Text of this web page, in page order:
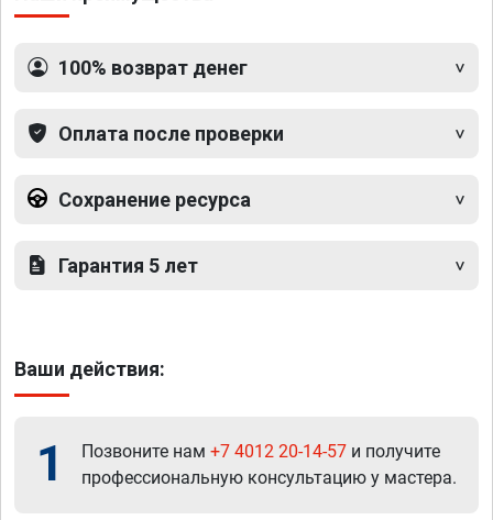
100% возврат денег
Оплата после проверки
Сохранение ресурса
Гарантия 5 лет
Ваши действия:
1 Позвоните нам +7 4012 20-14-57 и получите
профессиональную консультацию у мастера.